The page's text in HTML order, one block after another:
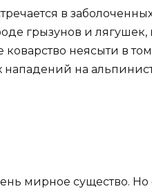
в
грызунов и лягушек,
коварство неясыти в
нападений на
мирное существо. Но